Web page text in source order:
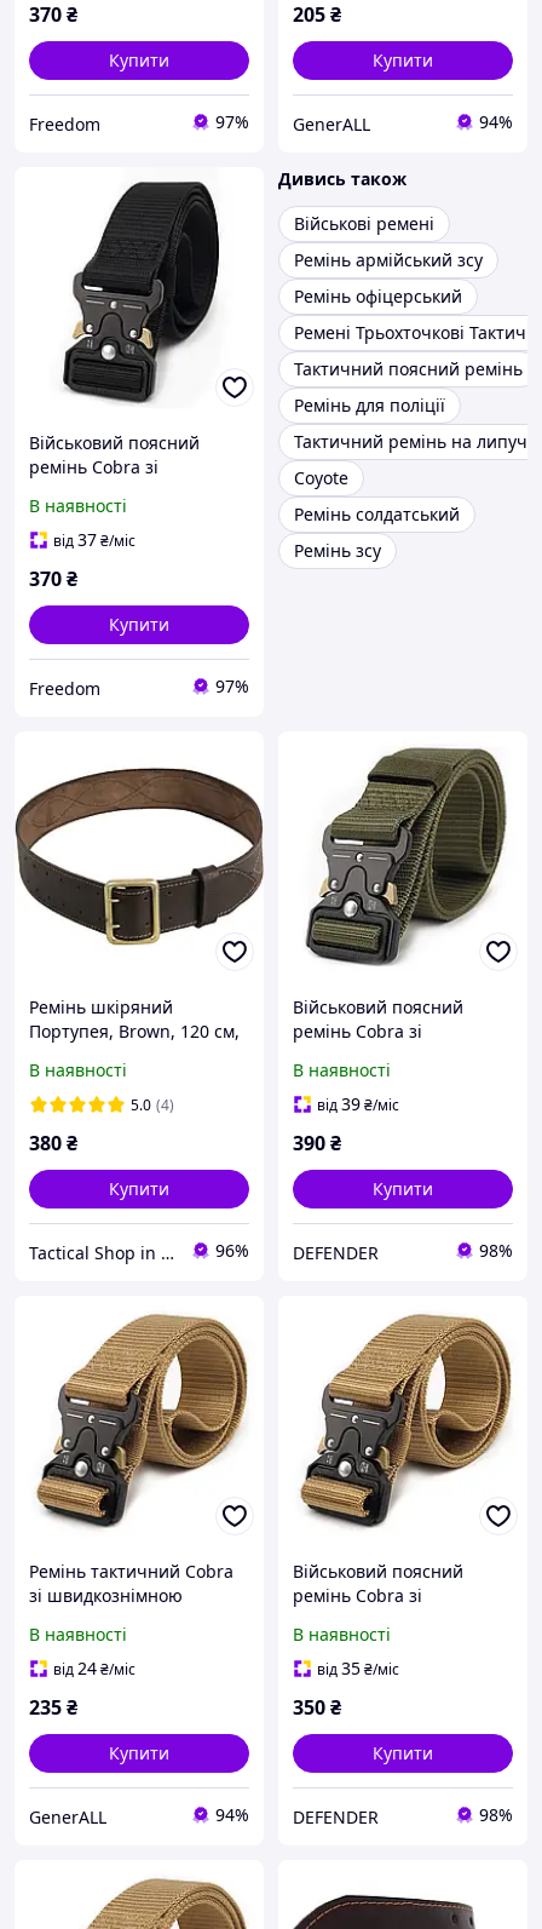
370₴
Купити
Freedom 97%
205₴
Купити
GenerALL 94%
Військовий поясний
ремінь Cobra зі
пряжкою/ Тактичний
армійський ремінь на
В наявності
від37₴/міс
370₴
Купити
Freedom 97%
Дивись також
Військові ремені
Ремінь армійський зсу
Ремінь офіцерський
Ремені Трьохточкові Тактичні
Тактичний поясний ремінь
Ремінь для поліції
Тактичний ремінь на липучці
Coyote
Ремінь солдатський
Ремінь зсу
Ремінь шкіряний
Портупея, Brown, 120 см,
В наявності
5.0 (4)
380₴
Купити
Tactical Shop in Ukraine 96%
Військовий поясний
ремінь Cobra зі
пряжкою/ Тактичний
армійський ремінь на
В наявності
від39₴/міс
390₴
Купити
DEFENDER 98%
Ремінь тактичний Cobra
зі швидкознімною
В наявності
від24₴/міс
235₴
Купити
GenerALL 94%
Військовий поясний
ремінь Cobra зі
пряжкою/ Тактичний
армійський ремінь на
В наявності
від35₴/міс
350₴
Купити
DEFENDER 98%